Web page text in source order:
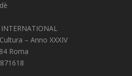
– Anno XXXIV
Roma